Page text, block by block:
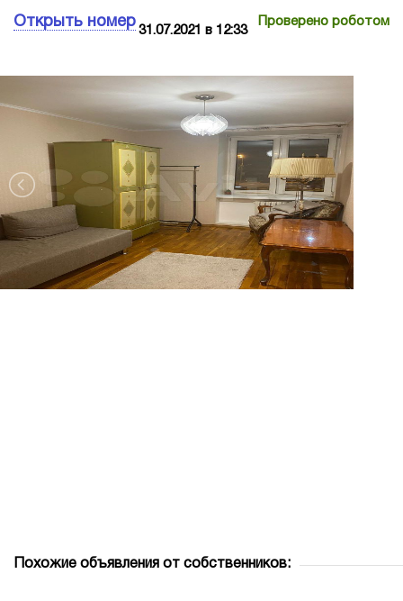
Открыть номер Проверено роботом
31.07.2021 в 12:33
Похожие объявления от собственников: